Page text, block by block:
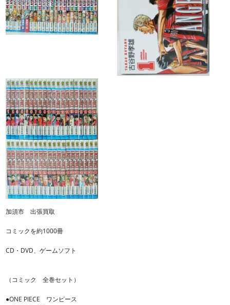
加須市 出張買取
コミックを約1000冊
CD・DVD、ゲームソフト
（コミック 全巻セット）
●ONE PIECE ワンピース